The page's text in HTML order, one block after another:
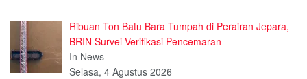
Ribuan Ton Batu Bara Tumpah di Perairan Jepara,
BRIN Survei Verifikasi Pencemaran
In News
Selasa, 4 Agustus 2026